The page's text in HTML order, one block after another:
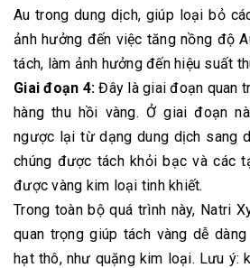
Au trong dung dịch, giúp loại bỏ
ảnh hưởng đến việc tăng nồng độ
tách, làm ảnh hưởng đến hiệu suất
Giai đoạn 4:Đây là giai đoạn quan
hàng thu hồi vàng. Ở giai đoạn
ngược lại từ dạng dung dịch sang
chúng được tách khỏi bạc và các
được vàng kim loại tinh khiết.
Trong toàn bộ quá trình này, Natri
quan trọng giúp tách vàng dễ
hạt thô, như quặng kim loại. Lưu ý: